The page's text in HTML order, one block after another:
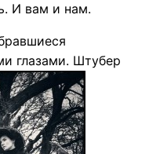
И вам и нам.
глазами. Штубер